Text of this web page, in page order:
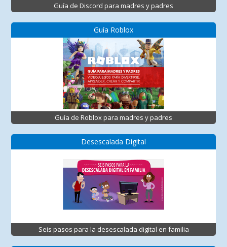
Guía de Discord para madres y padres
Guía Roblox
Guía de Roblox para madres y padres
Desescalada Digital
Seis pasos para la desescalada digital en familia